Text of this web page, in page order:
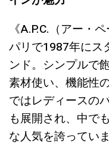
《A.P.C.（アー・
パリで1987年にス
ンド。シンプルで
素材使い、機能性
ではレディースの
も展開され、中で
な人気を誇っていま